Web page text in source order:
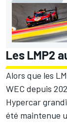
Les LMP2
Alors que les
WEC depuis
Hypercar
été maintenue